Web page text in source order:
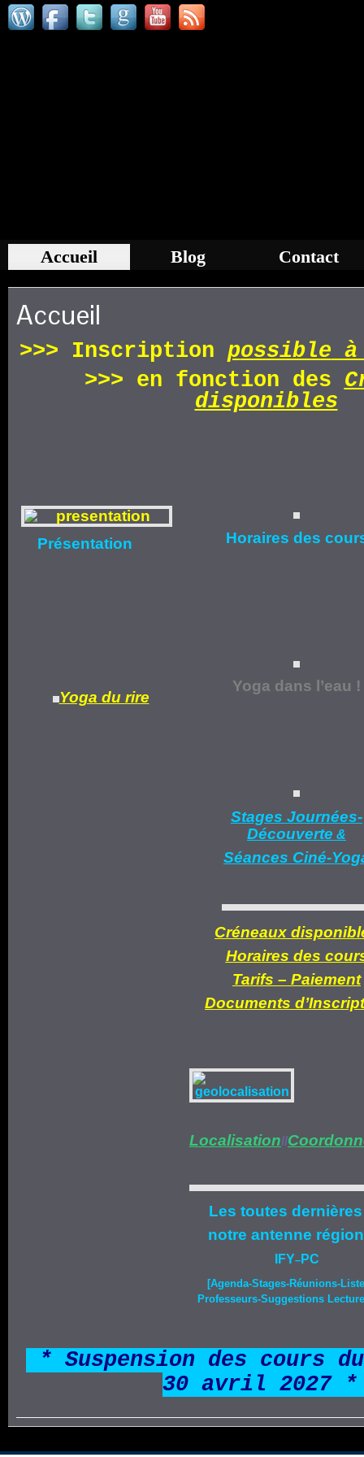
Accueil Blog Contact
Accueil
>>> Inscription possible à
>>> en fonction des
disponibles
Présentation Horaires des
Yoga du rire
Yoga dans l’eau !
Stages Journées-
Découverte &
Séances Ciné-
Créneaux
Horaires des
Tarifs – Paiement
Documents d’
Localisation//
Les toutes
notre antenne
IFY–PC
[Agenda-Stages-Réunions-
Professeurs-Suggestions
* Suspension des cours
30 avril 2027 *